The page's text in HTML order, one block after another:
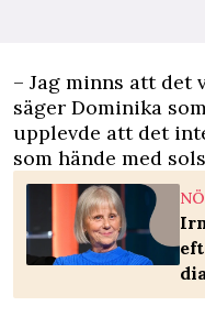
– Jag minns att det
säger Dominika
upplevde att det
som hände med